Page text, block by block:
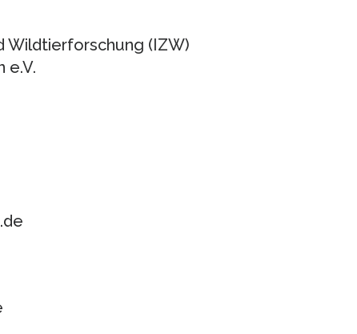
Wildtierforschung (IZW)
e.V.